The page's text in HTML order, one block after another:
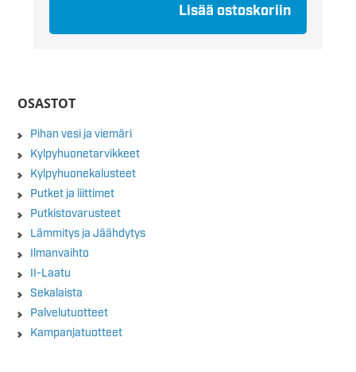
Lisää ostoskoriin
OSASTOT
Pihan vesi ja viemäri
Kylpyhuonetarvikkeet
Kylpyhuonekalusteet
Putket ja liittimet
Putkistovarusteet
Lämmitys ja Jäähdytys
Ilmanvaihto
II-Laatu
Sekalaista
Palvelutuotteet
Kampanjatuotteet